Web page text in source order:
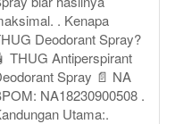
. Kenapa
Deodorant Spray?
THUG Antiperspirant
Spray 📄 NA
NA18230900508 .
Utama:.